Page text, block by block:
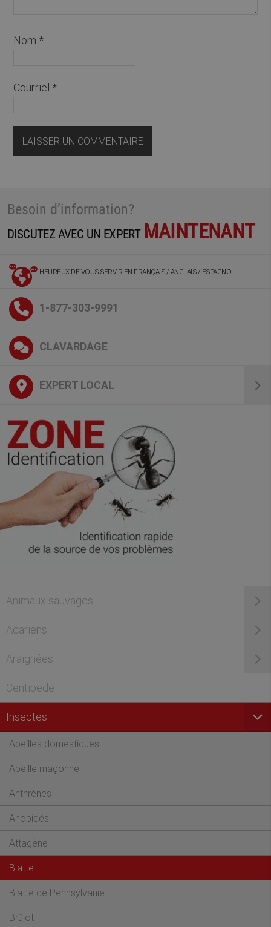
Nom *
Courriel *
Besoin d’information?
DISCUTEZ AVEC UN EXPERT MAINTENANT
HEUREUX DE VOUS SERVIR EN FRANÇAIS / ANGLAIS / ESPAGNOL
1-877-303-9991
CLAVARDAGE
EXPERT LOCAL
Animaux sauvages
Acariens
Araignées
Centipede
Insectes
Abeilles domestiques
Abeille maçonne
Anthrènes
Anobidés
Attagène
Blatte
Blatte de Pennsylvanie
Brûlot